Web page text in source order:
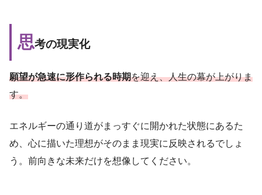
思考の現実化
願望が急速に形作られる時期を迎え、人生の幕が上がりま
す。
エネルギーの通り道がまっすぐに開かれた状態にあるた
め、心に描いた理想がそのまま現実に反映されるでしょ
う。前向きな未来だけを想像してください。